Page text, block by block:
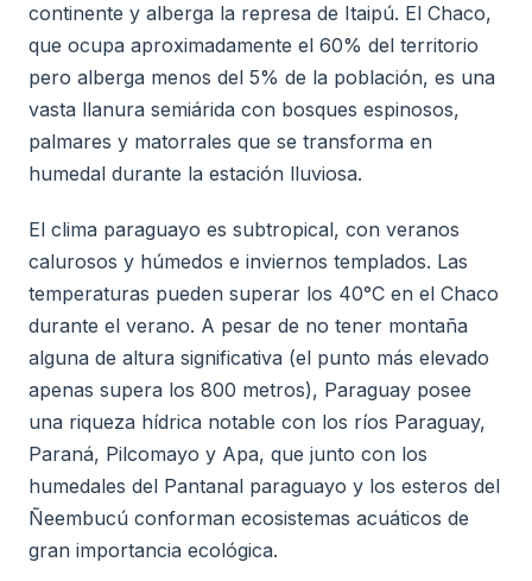
continente y alberga la represa de Itaipú. El Chaco,
que ocupa aproximadamente el 60% del territorio
pero alberga menos del 5% de la población, es una
vasta llanura semiárida con bosques espinosos,
palmares y matorrales que se transforma en
humedal durante la estación lluviosa.
El clima paraguayo es subtropical, con veranos
calurosos y húmedos e inviernos templados. Las
temperaturas pueden superar los 40°C en el Chaco
durante el verano. A pesar de no tener montaña
alguna de altura significativa (el punto más elevado
apenas supera los 800 metros), Paraguay posee
una riqueza hídrica notable con los ríos Paraguay,
Paraná, Pilcomayo y Apa, que junto con los
humedales del Pantanal paraguayo y los esteros del
Ñeembucú conforman ecosistemas acuáticos de
gran importancia ecológica.